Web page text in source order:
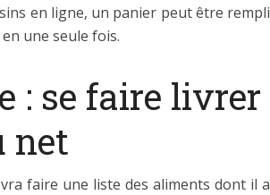
en ligne, un panier peut être rempli
une seule fois.
: se faire livrer
net
faire une liste des aliments dont il a